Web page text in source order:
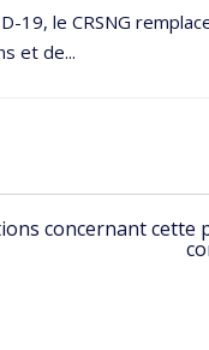
19, le CRSNG
et de...
concernant